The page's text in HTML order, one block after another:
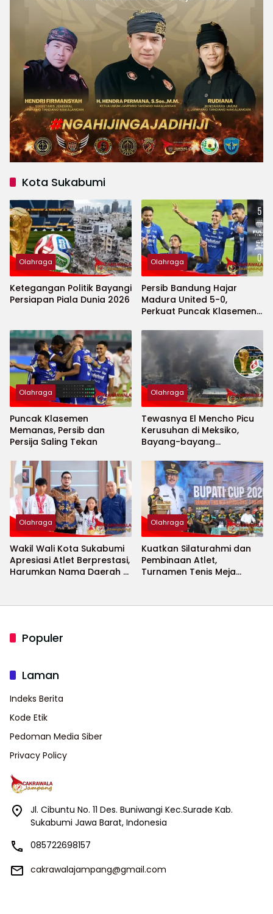
Kota Sukabumi
Olahraga
Ketegangan Politik Bayangi
Persiapan Piala Dunia 2026
Olahraga
Persib Bandung Hajar
Madura United 5-0,
Perkuat Puncak Klasemen
Olahraga
Puncak Klasemen
Memanas, Persib dan
Persija Saling Tekan
Olahraga
Tewasnya El Mencho Picu
Kerusuhan di Meksiko,
Bayang-bayang
2026 Menguat
Olahraga
Wakil Wali Kota Sukabumi
Apresiasi Atlet Berprestasi,
Harumkan Nama Daerah di
Olahraga
Kuatkan Silaturahmi dan
Pembinaan Atlet,
Turnamen Tenis Meja
Populer
Laman
Indeks Berita
Kode Etik
Pedoman Media Siber
Privacy Policy
Jl. Cibuntu No. 11 Des. Buniwangi Kec.Surade Kab.
Sukabumi Jawa Barat, Indonesia
085722698157
cakrawalajampang@gmail.com